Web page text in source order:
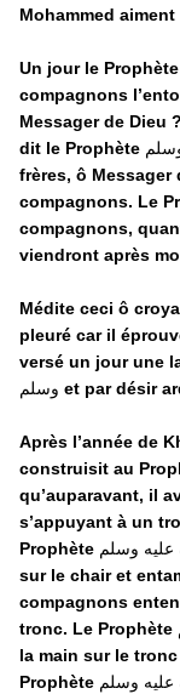
Mohammed
Un jour le Prophète
compagnons
Messager de Dieu
dit le Prophète
frères, ô Messager
compagnons. Le
compagnons,
viendront après
Médite ceci ô
pleuré car il
versé un jour une
et par désir
Après l’année de
construisit au
qu’auparavant, il
s’appuyant à un
Prophète عليه وسلم
sur le chair et
compagnons
tronc. Le Prophète
la main sur le
Prophète عليه وسلم